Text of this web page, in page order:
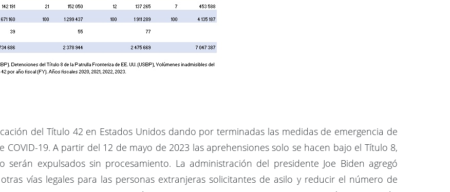
del Título 42 en Estados Unidos dando por terminadas las medidas de emergencia de
19. A partir del 12 de mayo de 2023 las aprehensiones solo se hacen bajo el Título 8,
expulsados sin procesamiento. La administración del presidente Joe Biden agregó
vías legales para las personas extranjeras solicitantes de asilo y reducir el número de